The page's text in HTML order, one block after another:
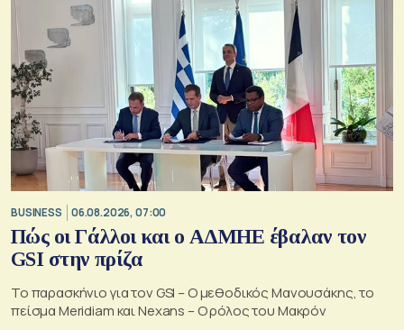
BUSINESS 06.08.2026, 07:00
Πώς οι Γάλλοι και ο ΑΔΜΗΕ έβαλαν τον
GSI στην πρίζα
Το παρασκήνιο για τον GSI – Ο μεθοδικός Μανουσάκης, το
πείσμα Meridiam και Nexans – Ο ρόλος του Μακρόν